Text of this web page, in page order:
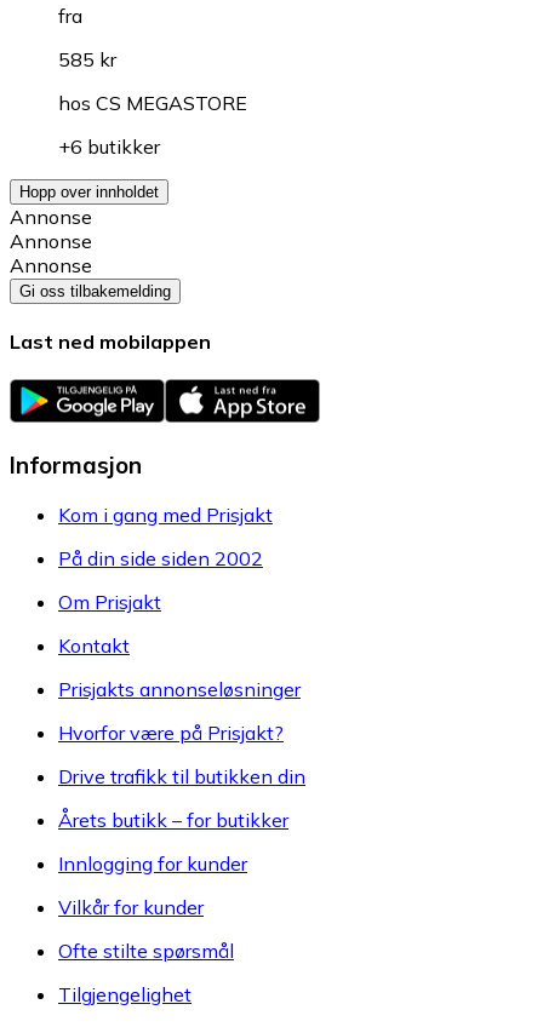
fra
585 kr
hos CS MEGASTORE
+6 butikker
Hopp over innholdet
Annonse
Annonse
Annonse
Gi oss tilbakemelding
Last ned mobilappen
Informasjon
Kom i gang med Prisjakt
På din side siden 2002
Om Prisjakt
Kontakt
Prisjakts annonseløsninger
Hvorfor være på Prisjakt?
Drive trafikk til butikken din
Årets butikk – for butikker
Innlogging for kunder
Vilkår for kunder
Ofte stilte spørsmål
Tilgjengelighet